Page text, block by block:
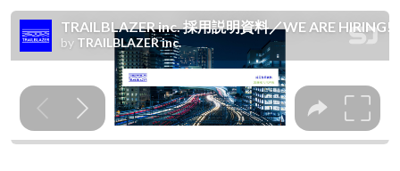
待遇・福利厚生
イベントへの業務参加やチケット負担など、会社とし
て、大規模カンファレンスへの参加を支援する制度が
入社時には、各自希望のスペックの PC やディスプレ
イが支給される